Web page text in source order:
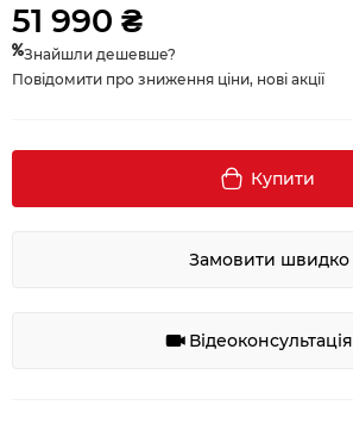
51 990 ₴
Знайшли дешевше?
Повідомити про зниження ціни, нові акції
Купити
Замовити швидко
Відеоконсультація